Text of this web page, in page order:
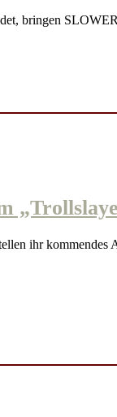
bringen
ihr kommendes